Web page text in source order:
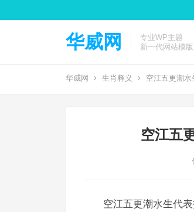
华威网
专业WP主题
新一代网站模版
华威网 生肖释义 空江五更潮
空江五
空江五更潮水生代